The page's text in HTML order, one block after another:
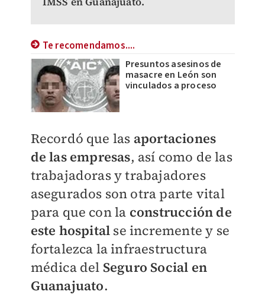
Te recomendamos....
Presuntos asesinos de
masacre en León son
vinculados a proceso
Recordó que las aportaciones
de las empresas, así como de las
trabajadoras y trabajadores
asegurados son otra parte vital
para que con la construcción de
este hospital se incremente y se
fortalezca la infraestructura
médica del Seguro Social en
Guanajuato.